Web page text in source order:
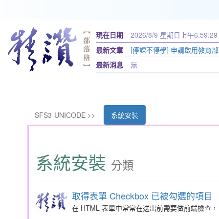
現在日期 2026/8/9 星期日 上午6:59:30
最新文章
[停課不停學] 申請啟用教育
育帳
最新消息 無
SFS3-UNICODE >> 系統安裝
系統安裝 分類
取得表單 Checkbox 已被勾選的項目
在 HTML 表單中常常在送出前需要做前端檢查